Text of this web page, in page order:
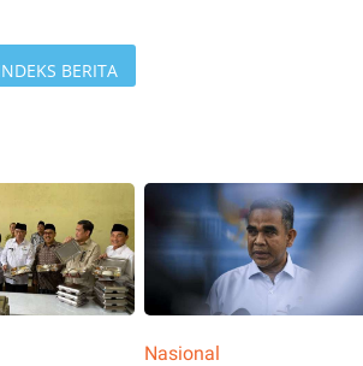
BERITA
Nasional